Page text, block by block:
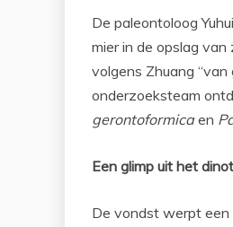
De paleontoloog
mier in de opslag
volgens Zhuang
onderzoeksteam
gerontoformicaen
Een glimp uit het
De vondst werpt een